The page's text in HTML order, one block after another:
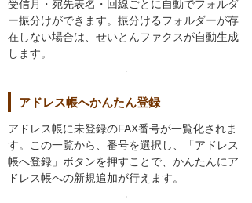
受信月・宛先表名・回線ごとに自動でフォルダ
ー振分けができます。振分けるフォルダーが存
在しない場合は、せいとんファクスが自動生成
します。
アドレス帳へかんたん登録
アドレス帳に未登録のFAX番号が一覧化されま
す。この一覧から、番号を選択し、「アドレス
帳へ登録」ボタンを押すことで、かんたんにア
ドレス帳への新規追加が行えます。